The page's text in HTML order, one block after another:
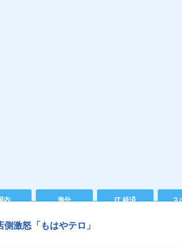
内 海外 IT 経済 ス
激怒「もはやテロ」